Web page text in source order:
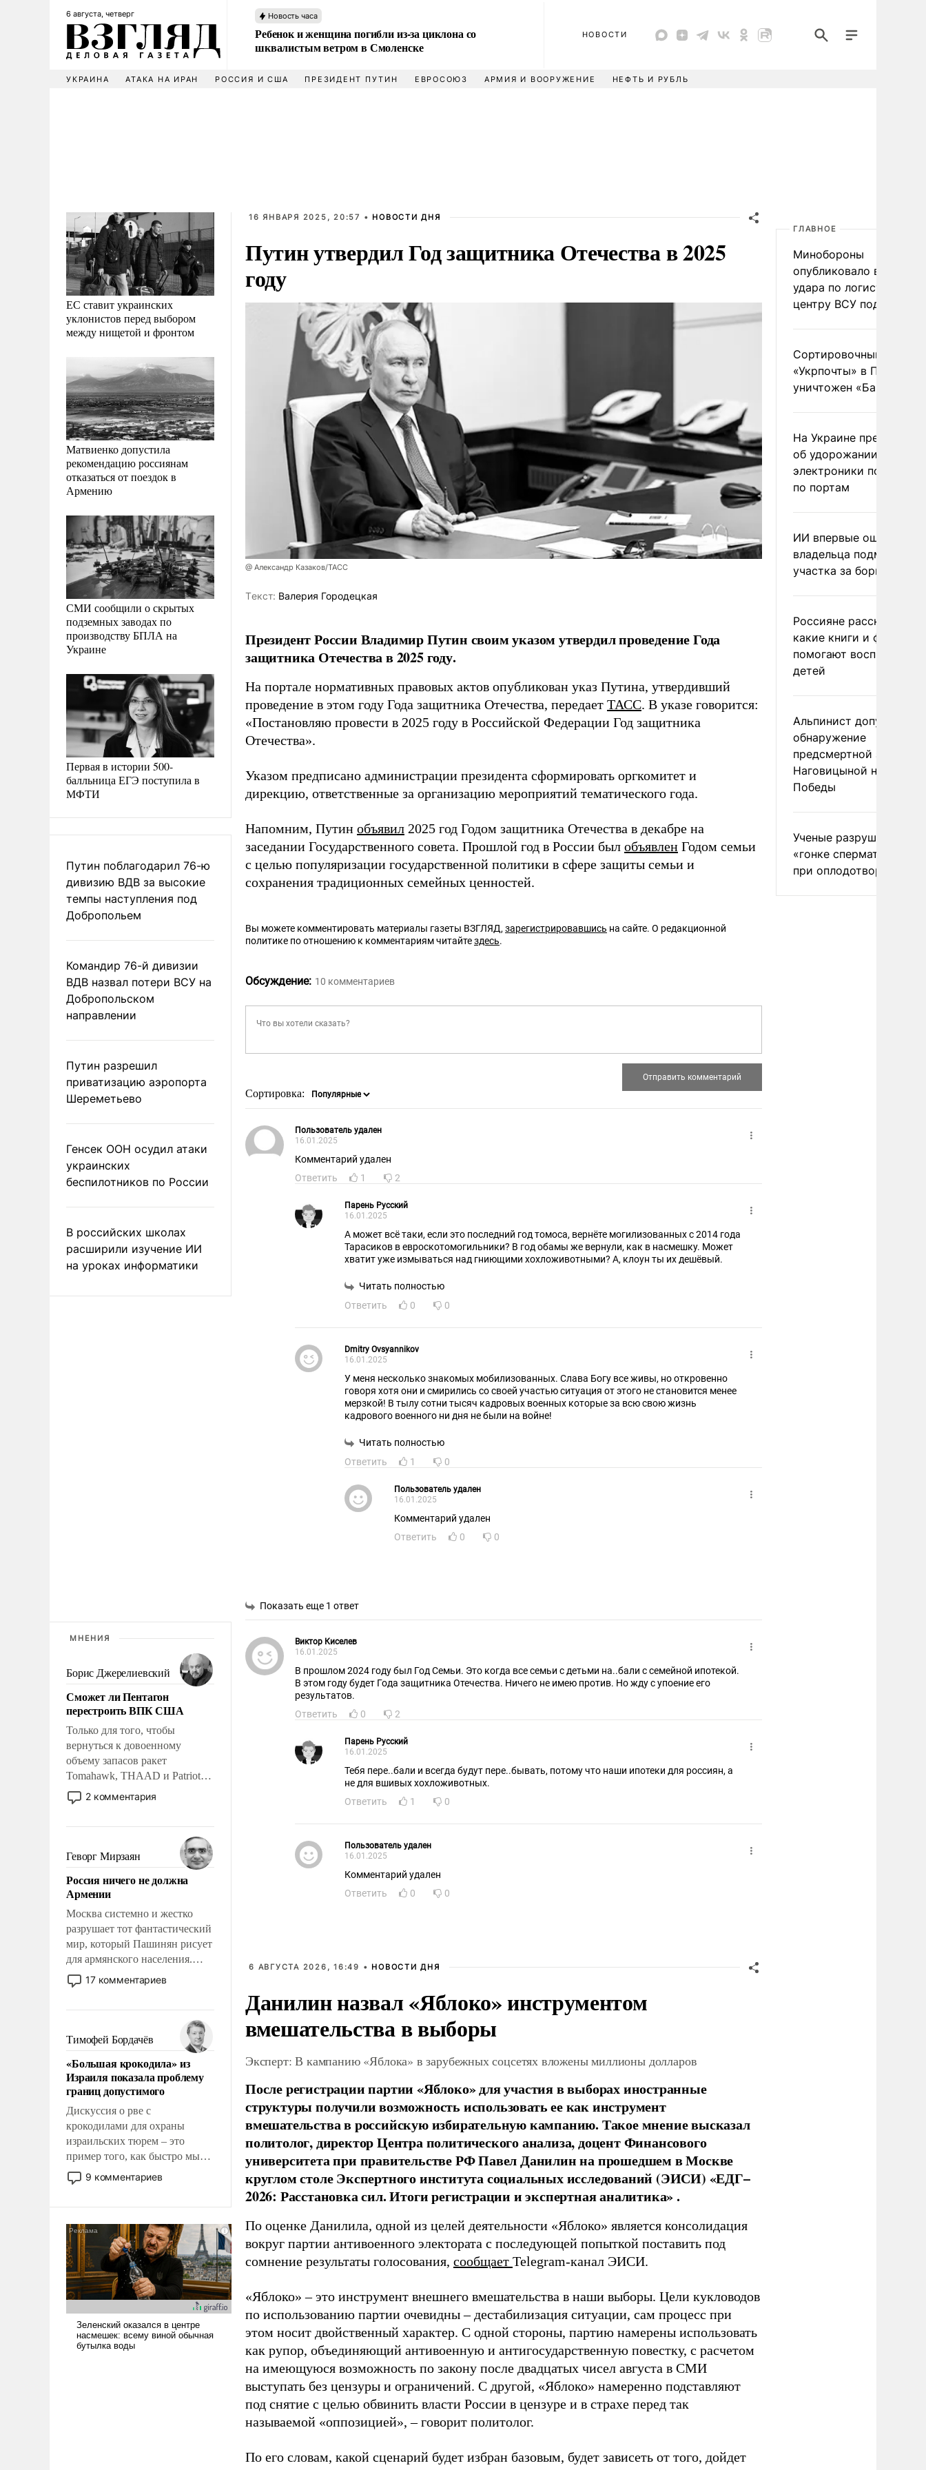
6 августа, четверг Новость часа
Ребенок и женщина погибли из-за циклона со
шквалистым ветром в Смоленске
НОВОСТИ
УКРАИНА АТАКА НА ИРАН РОССИЯ И США ПРЕЗИДЕНТ ПУТИН ЕВРОСОЮЗ АРМИЯ И ВООРУЖЕНИЕ НЕФТЬ И РУБЛЬ
ЕС ставит украинских
уклонистов перед выбором
между нищетой и фронтом
Матвиенко допустила
рекомендацию россиянам
отказаться от поездок в
Армению
СМИ сообщили о скрытых
подземных заводах по
производству БПЛА на
Украине
Первая в истории 500-
балльница ЕГЭ поступила в
МФТИ
Путин поблагодарил 76-ю
дивизию ВДВ за высокие
темпы наступления под
Добропольем
Командир 76-й дивизии
ВДВ назвал потери ВСУ на
Добропольском
направлении
Путин разрешил
приватизацию аэропорта
Шереметьево
Генсек ООН осудил атаки
украинских
беспилотников по России
В российских школах
расширили изучение ИИ
на уроках информатики
МНЕНИЯ
Борис Джерелиевский
Сможет ли Пентагон
перестроить ВПК США
Только для того, чтобы
вернуться к довоенному
объему запасов ракет
Tomahawk, THAAD и Patriot
США потребуется более трех
лет. Даже небольшая война с
Сложившаяся ситуация
означает многолетний период
уязвимости США, например,
перед Китаем.
2 комментария
Геворг Мирзаян
Россия ничего не должна
Армении
Москва системно и жестко
разрушает тот фантастический
мир, который Пашинян рисует
для армянского населения.
Мир, где политические
прожекты будут безусловно
налогоплательщиков и где
Еревану за свои поступки не
нужно отвечать.
17 комментариев
Тимофей Бордачёв
«Большая крокодила» из
Израиля показала проблему
границ допустимого
Дискуссия о рве с
крокодилами для охраны
израильских тюрем – это
пример того, как быстро мы
двигаемся по пути
революционных изменений.
псевдонаучной фантастики,
стало всерьез обсуждаемой
идеей.
9 комментариев
16 ЯНВАРЯ 2025, 20:57 • НОВОСТИ ДНЯ
Путин утвердил Год защитника Отечества в 2025
году
@ Александр Казаков/ТАСС
Tекст: Валерия Городецкая
Президент России Владимир Путин своим указом утвердил проведение Года
защитника Отечества в 2025 году.
На портале нормативных правовых актов опубликован указ Путина, утвердивший
проведение в этом году Года защитника Отечества, передает ТАСС. В указе говорится:
«Постановляю провести в 2025 году в Российской Федерации Год защитника
Отечества».
Указом предписано администрации президента сформировать оргкомитет и
дирекцию, ответственные за организацию мероприятий тематического года.
Напомним, Путин объявил 2025 год Годом защитника Отечества в декабре на
заседании Государственного совета. Прошлой год в России был объявлен Годом семьи
с целью популяризации государственной политики в сфере защиты семьи и
сохранения традиционных семейных ценностей.
Вы можете комментировать материалы газеты ВЗГЛЯД,зарегистрировавшись на сайте. О редакционной
политике по отношению к комментариям читайтездесь.
Обсуждение: 10 комментариев
Сортировка:
Пользователь удален
16.01.2025
Комментарий удален
Ответить
1 2
Парень Русский
16.01.2025
А может всё таки, если это последний год томоса, вернёте могилизованных с 2014 года
Тарасиков в евроскотомогильники? В год обамы же вернули, как в насмешку. Может
хватит уже измываться над гниющими хохложивотными? А, клоун ты их дешёвый.
Читать полностью
Ответить
0 0
Dmitry Ovsyannikov
16.01.2025
У меня несколько знакомых мобилизованных. Слава Богу все живы, но откровенно
говоря хотя они и смирились со своей участью ситуация от этого не становится менее
мерзкой! В тылу сотни тысяч кадровых военных которые за всю свою жизнь
кадрового военного ни дня не были на войне!
Читать полностью
Ответить
1 0
Пользователь удален
16.01.2025
Комментарий удален
Ответить
0 0
Показать еще 1 ответ
Виктор Киселев
16.01.2025
В прошлом 2024 году был Год Семьи. Это когда все семьи с детьми на..бали с семейной ипотекой.
В этом году будет Года защитника Отечества. Ничего не имею против. Но жду с упоение его
результатов.
Ответить
0 2
Парень Русский
16.01.2025
Тебя пере..бали и всегда будут пере..бывать, потому что наши ипотеки для россиян, а
не для вшивых хохложивотных.
Ответить
1 0
Пользователь удален
16.01.2025
Комментарий удален
Ответить
0 0
6 АВГУСТА 2026, 16:49 • НОВОСТИ ДНЯ
Данилин назвал «Яблоко» инструментом
вмешательства в выборы
Эксперт: В кампанию «Яблока» в зарубежных соцсетях вложены миллионы долларов
После регистрации партии «Яблоко» для участия в выборах иностранные
структуры получили возможность использовать ее как инструмент
вмешательства в российскую избирательную кампанию. Такое мнение высказал
политолог, директор Центра политического анализа, доцент Финансового
университета при правительстве РФ Павел Данилин на прошедшем в Москве
круглом столе Экспертного института социальных исследований (ЭИСИ) «ЕДГ–
2026: Расстановка сил. Итоги регистрации и экспертная аналитика» .
По оценке Данилила, одной из целей деятельности «Яблоко» является консолидация
вокруг партии антивоенного электората с последующей попыткой поставить под
сомнение результаты голосования, сообщает Telegram-канал ЭИСИ.
«Яблоко» – это инструмент внешнего вмешательства в наши выборы. Цели кукловодов
по использованию партии очевидны – дестабилизация ситуации, сам процесс при
этом носит двойственный характер. С одной стороны, партию намерены использовать
как рупор, объединяющий антивоенную и антигосударственную повестку, с расчетом
на имеющуюся возможность по закону после двадцатых чисел августа в СМИ
выступать без цензуры и ограничений. С другой, «Яблоко» намеренно подставляют
под снятие с целью обвинить власти России в цензуре и в страхе перед так
называемой «оппозицией», – говорит политолог.
По его словам, какой сценарий будет избран базовым, будет зависеть от того, дойдет
ГЛАВНОЕ
Минобороны
опубликовало видео
удара по
центру ВСУ под Киевом
Сортировочный пункт
«Укрпочты» в
уничтожен
На Украине
об удорожании
электроники после
по портам
ИИ впервые
владельца
участка за борщевик
Россияне рассказали,
какие книги и фильмы
помогают воспитывать
детей
Альпинист допустил
обнаружение
предсмертной записки
Наговицыной на пике
Победы
Ученые разрушили миф
«гонке
при оплодотворении